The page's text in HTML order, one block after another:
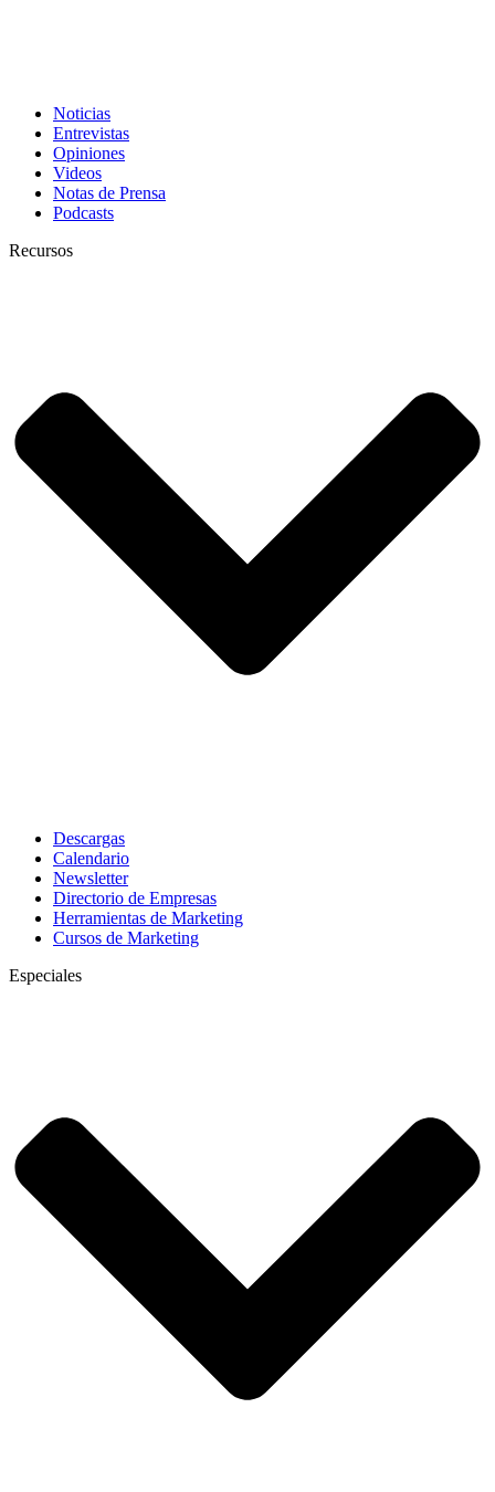
Noticias
Entrevistas
Opiniones
Videos
Notas de Prensa
Podcasts
Recursos
Descargas
Calendario
Newsletter
Directorio de Empresas
Herramientas de Marketing
Cursos de Marketing
Especiales